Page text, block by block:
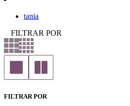
tania
FILTRAR POR
FILTRAR POR